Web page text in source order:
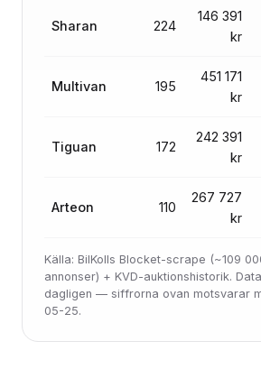
Sharan 224
146 391
kr
Multivan 195
451 171
kr
Tiguan 172
242 391
kr
Arteon 110
267 727
kr
Källa: BilKolls Blocket-scrape (~109
annonser) + KVD-auktionshistorik.
dagligen — siffrorna ovan motsvarar
05-25.